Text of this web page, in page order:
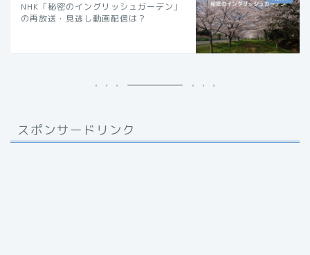
NHK「秘密のイングリッシュガーデン」
の再放送・見逃し動画配信は？
スポンサードリンク